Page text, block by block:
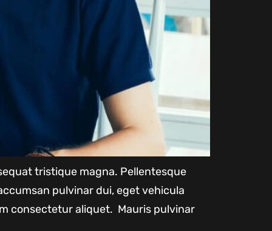
tristique magna. Pellentesque
pulvinar dui, eget vehicula
consectetur aliquet. Mauris pulvinar